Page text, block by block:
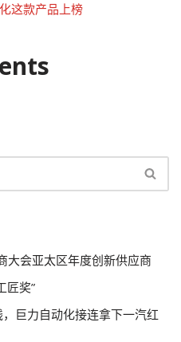
这款产品上榜
大会亚太区年度创新供应商
匠奖”
巨力自动化接连拿下一汽红